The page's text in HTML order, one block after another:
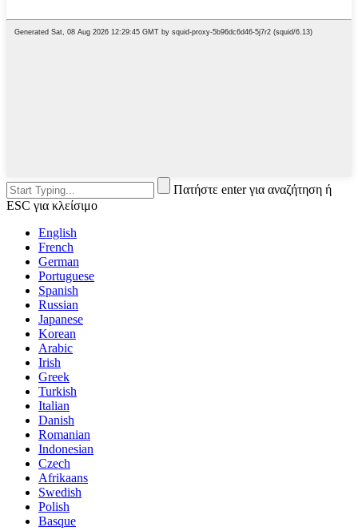
Πατήστε enter για αναζήτηση ή
ESC για κλείσιμο
English
French
German
Portuguese
Spanish
Russian
Japanese
Korean
Arabic
Irish
Greek
Turkish
Italian
Danish
Romanian
Indonesian
Czech
Afrikaans
Swedish
Polish
Basque